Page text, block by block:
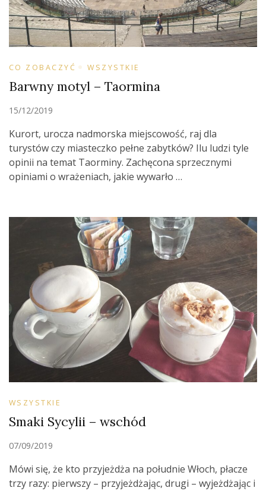
CO ZOBACZYĆ WSZYSTKIE
Barwny motyl – Taormina
15/12/2019
Kurort, urocza nadmorska miejscowość, raj dla
turystów czy miasteczko pełne zabytków? Ilu ludzi tyle
opinii na temat Taorminy. Zachęcona sprzecznymi
opiniami o wrażeniach, jakie wywarło …
WSZYSTKIE
Smaki Sycylii – wschód
07/09/2019
Mówi się, że kto przyjeżdża na południe Włoch, płacze
trzy razy: pierwszy – przyjeżdżając, drugi – wyjeżdżając i